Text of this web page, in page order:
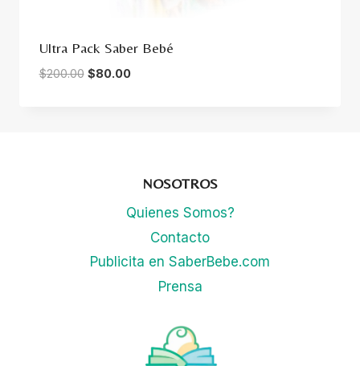
Ultra Pack Saber Bebé
$200.00 Original
$80.00Current
NOSOTROS
Quienes Somos?
Contacto
Publicita en SaberBebe.com
Prensa